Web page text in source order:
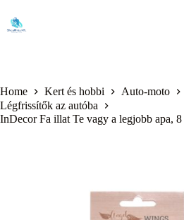
content
Home Kert és hobbi
Auto-moto
Légfrissítők az autóba
InDecor Fa illat Te vagy a legjobb apa,